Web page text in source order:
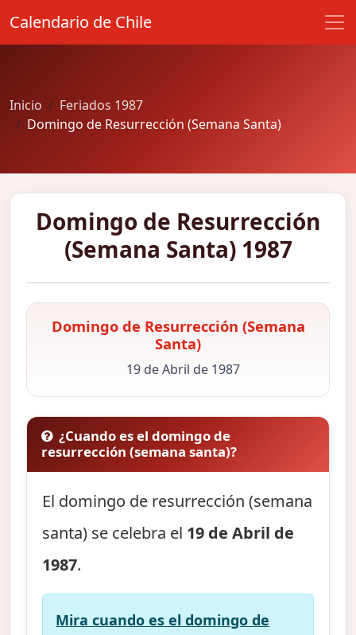
Calendario de Chile
Inicio
Feriados 1987
Domingo de Resurrección (Semana Santa)
Domingo de Resurrección
(Semana Santa) 1987
Domingo de Resurrección (Semana
Santa)
19 de Abril de 1987
¿Cuando es el domingo de
resurrección (semana santa)?
El domingo de resurrección (semana
santa) se celebra el 19 de Abril de
1987.
Mira cuando es el domingo de